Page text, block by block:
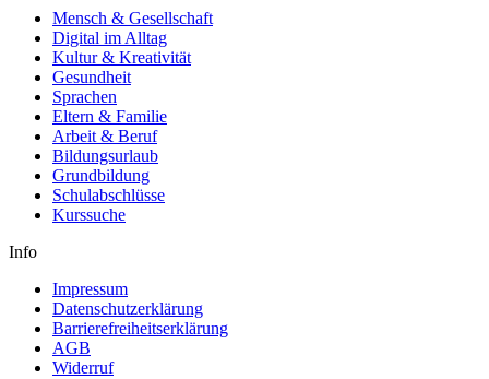
Mensch & Gesellschaft
Digital im Alltag
Kultur & Kreativität
Gesundheit
Sprachen
Eltern & Familie
Arbeit & Beruf
Bildungsurlaub
Grundbildung
Schulabschlüsse
Kurssuche
Info
Impressum
Datenschutzerklärung
Barrierefreiheitserklärung
AGB
Widerruf